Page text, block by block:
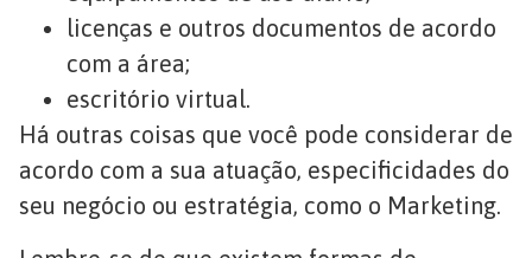
licenças e outros documentos de acordo
com a área;
escritório virtual.
Há outras coisas que você pode considerar de
acordo com a sua atuação, especificidades do
seu negócio ou estratégia, como o Marketing.